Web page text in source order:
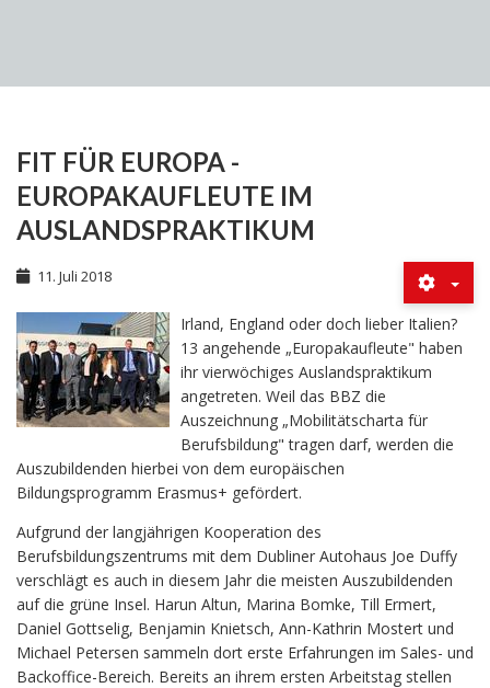
FIT FÜR EUROPA -
EUROPAKAUFLEUTE IM
AUSLANDSPRAKTIKUM
11. Juli 2018
Irland, England oder doch lieber Italien?
13 angehende „Europakaufleute" haben
ihr vierwöchiges Auslandspraktikum
angetreten. Weil das BBZ die
Auszeichnung „Mobilitätscharta für
Berufsbildung" tragen darf, werden die
Auszubildenden hierbei von dem europäischen
Bildungsprogramm Erasmus+ gefördert.
Aufgrund der langjährigen Kooperation des
Berufsbildungszentrums mit dem Dubliner Autohaus Joe Duffy
verschlägt es auch in diesem Jahr die meisten Auszubildenden
auf die grüne Insel. Harun Altun, Marina Bomke, Till Ermert,
Daniel Gottselig, Benjamin Knietsch, Ann-Kathrin Mostert und
Michael Petersen sammeln dort erste Erfahrungen im Sales- und
Backoffice-Bereich. Bereits an ihrem ersten Arbeitstag stellen